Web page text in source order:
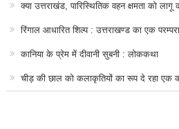
क्या उत्तराखंड, पारिस्थितिक वहन क्षमता को
रिंगाल आधारित शिल्प : उत्तराखण्ड का एक
कानिया के प्रेम में दीवानी सुबनी : लोककथा
चीड़ की छाल को कलाकृतियों का रूप दे रहा एक